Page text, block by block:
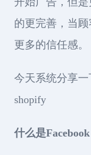
的更完善，当
更多的信任感。
今天系统分享一
shopify
什么是Facebook